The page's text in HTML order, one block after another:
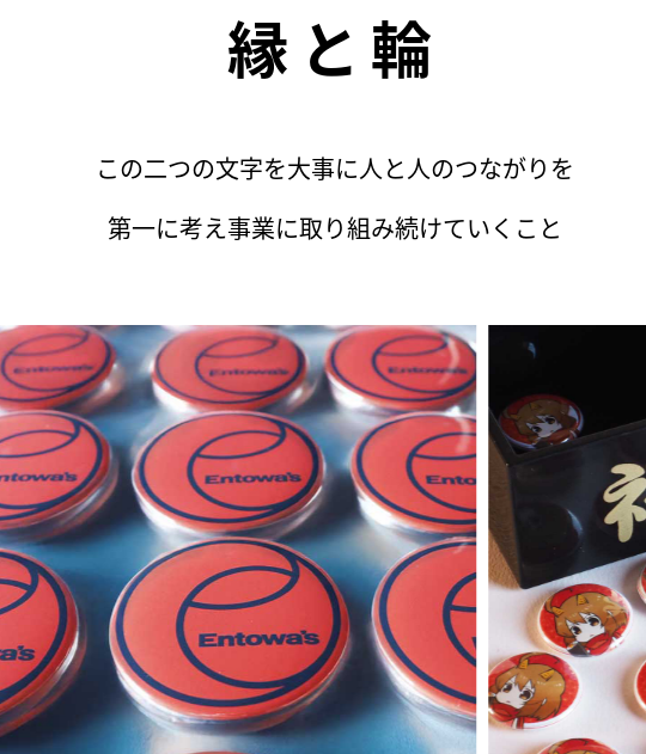
縁と輪
この二つの文字を大事に人と人のつながりを
第一に考え事業に取り組み続けていくこと